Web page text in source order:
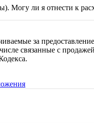
ли я отнести к
за
связанные с